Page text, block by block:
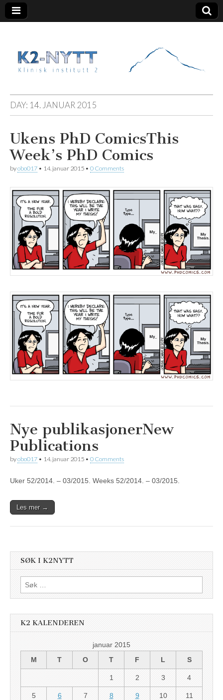
K2 Nytt
DAY: 14. JANUAR 2015
Ukens PhD ComicsThis
Week’s PhD Comics
byobo017 • 14. januar 2015 • 0 Comments
Nye publikasjonerNew
Publications
byobo017 • 14. januar 2015 • 0 Comments
Uker 52/2014. – 03/2015. Weeks 52/2014. – 03/2015.
Les mer →
SØK I K2NYTT
Søk
etter:
K2 KALENDEREN
januar 2015
M
T O T F L S
1 2 3 4
5 6 7 8 9 10 11